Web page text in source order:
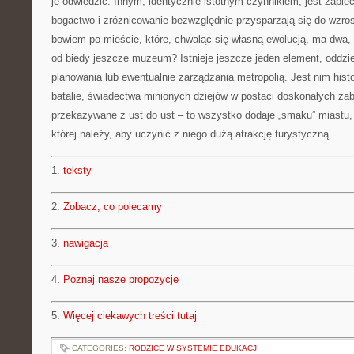
bogactwo i zróżnicowanie bezwzględnie przysparzają się do
bowiem po mieście, które, chwaląc się własną ewolucją, ma
od biedy jeszcze muzeum? Istnieje jeszcze jeden element,
planowania lub ewentualnie zarządzania metropolią. Jest nim
batalie, świadectwa minionych dziejów w postaci doskonałych
przekazywane z ust do ust – to wszystko dodaje „smaku”
której należy, aby uczynić z niego dużą atrakcję turystyczną.
1. teksty
2. Zobacz, co polecamy
3. nawigacja
4. Poznaj nasze propozycje
5. Więcej ciekawych treści tutaj
CATEGORIES: RODZICE W SYSTEMIE EDUKACJI